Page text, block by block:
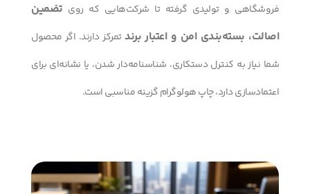
فروشگاهی و تولیدی گرفته تا شرکت‌هایی که روی تضمین
اصالت، بسته‌بندی امن و اعتبار برندتمرکز دارند. اگر محصول
شما نیاز به کنترل دستکاری، شناسنامه‌دار شدن، یا نشانه‌ای برای
اعتمادسازی دارد، چاپ هولوگرام گزینه مناسبی است.